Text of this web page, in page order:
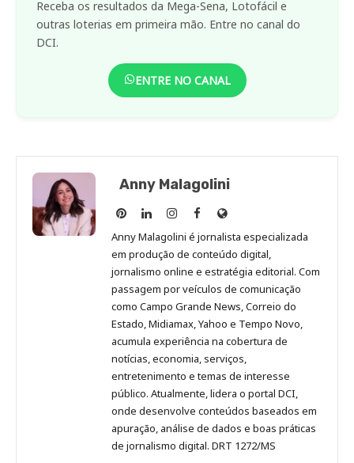
Receba os resultados da Mega-Sena, Lotofácil e
outras loterias em primeira mão. Entre no canal do
DCI.
ENTRE NO CANAL
Anny Malagolini
Anny
Malagolini
no
Pinterest
Anny
Malagolini
no
LinkedIn
Anny
Malagolini
no
Instagram
Anny
Malagolini
no
Facebook
Site
de
Anny
Malagolini
Anny Malagolini é jornalista especializada
em produção de conteúdo digital,
jornalismo online e estratégia editorial. Com
passagem por veículos de comunicação
como Campo Grande News, Correio do
Estado, Midiamax, Yahoo e Tempo Novo,
acumula experiência na cobertura de
notícias, economia, serviços,
entretenimento e temas de interesse
público. Atualmente, lidera o portal DCI,
onde desenvolve conteúdos baseados em
apuração, análise de dados e boas práticas
de jornalismo digital. DRT 1272/MS